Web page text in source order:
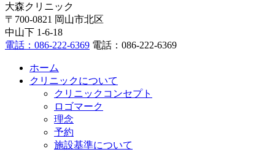
大森クリニック
〒700-0821 岡山市北区
中山下 1-6-18
電話：086-222-6369 電話：086-222-6369
ホーム
クリニックについて
クリニックコンセプト
ロゴマーク
理念
予約
施設基準について